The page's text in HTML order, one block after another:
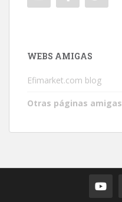
WEBS AMIGAS
Efimarket.com blog
Otras páginas amigas